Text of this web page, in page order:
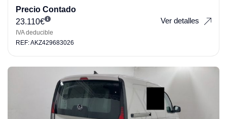
Precio Contado
23.110€
IVA deducible
Ver detalles
REF: AKZ429683026